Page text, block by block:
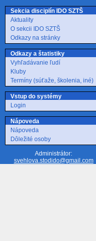
Sekcia disciplín IDO SZTŠ
Aktuality
O sekcii IDO SZTŠ
Odkazy na stránky
Odkazy a štatistiky
Vyhľadávanie ľudí
Kluby
Termíny (súťaže, školenia, iné)
Vstup do systémy
Login
Nápoveda
Nápoveda
Dôležité osoby
Administrátor:
svehlova.stodido@gmail.com